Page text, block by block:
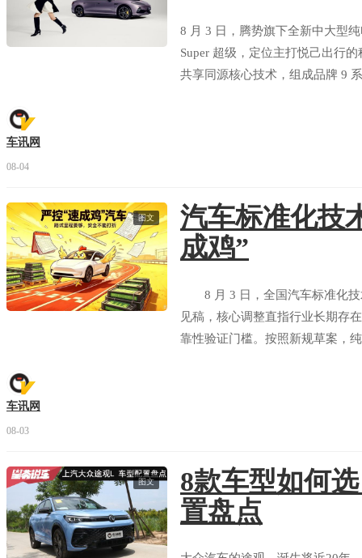
8 月 3 日，腾势旗下全新中大型
Super 超级，定位主打悦己出行
共享同源核心技术，组成品牌 9
车讯网
08-04
图文
汽车标准化技
成鸡”
8 月 3 日，全国汽车标准化技
见稿，核心调整直指行业长期存
靠性验证门槛。按照新规草案，
车讯网
08-03
图文
8款车型如何
置盘点